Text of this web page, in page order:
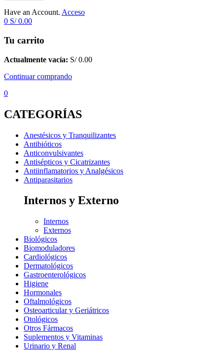
Have an Account. Acceso
0 S/0.00
Tu carrito
Actualmente vacía: S/0.00
Continuar comprando
0
CATEGORÍAS
Anestésicos y Tranquilizantes
Antibióticos
Anticonvulsivantes
Antisépticos y Cicatrizantes
Antiinflamatorios y Analgésicos
Antiparasitarios
Internos y Externo
Internos
Externos
Biológicos
Biomoduladores
Cardiológicos
Dermatológicos
Gastroenterológicos
Higiene
Hormonales
Oftalmológicos
Osteoarticular y Geriátricos
Otológicos
Otros Fármacos
Suplementos y Vitaminas
Urinario y Renal